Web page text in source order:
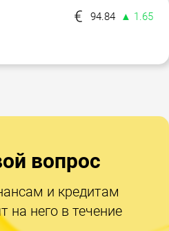
94.84
▲ 1.65
вопрос
и кредитам
на него в течение